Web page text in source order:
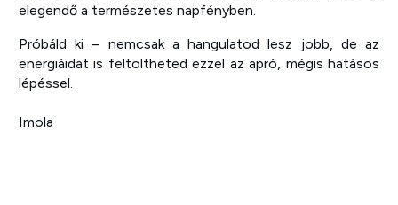
elegendő a természetes napfényben.
Próbáld ki – nemcsak a hangulatod lesz jobb, de az
energiáidat is feltöltheted ezzel az apró, mégis hatásos
lépéssel.
Imola